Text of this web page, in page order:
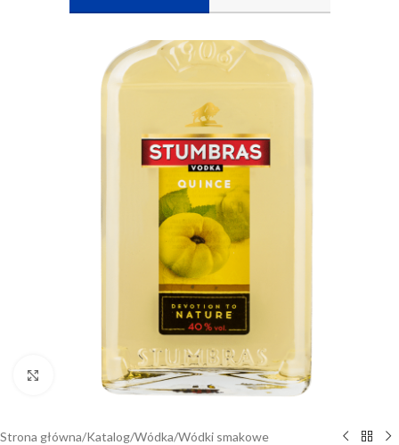
Click to enlarge
Strona główna/Katalog/Wódka/Wódki smakowe